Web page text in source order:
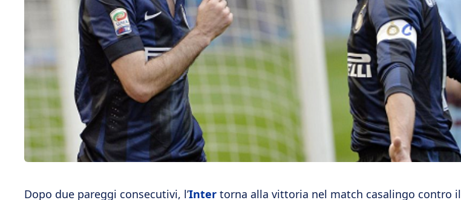
Dopo due pareggi consecutivi, l’Inter torna alla vittoria nel match casalingo contro il